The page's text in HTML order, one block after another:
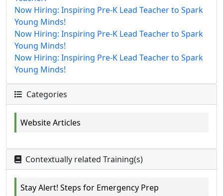
Now Hiring: Inspiring Pre-K Lead Teacher to Spark
Young Minds!
Now Hiring: Inspiring Pre-K Lead Teacher to Spark
Young Minds!
Now Hiring: Inspiring Pre-K Lead Teacher to Spark
Young Minds!
Categories
Website Articles
Contextually related Training(s)
Stay Alert! Steps for Emergency Prep